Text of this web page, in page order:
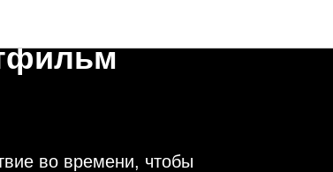
во времени, чтобы